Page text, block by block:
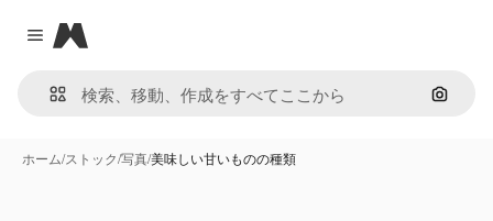
Close menu
Magnific
画像で
ホーム/ストック/写真/美味しい甘いものの種類